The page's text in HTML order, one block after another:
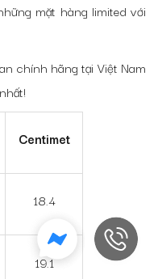
mặt hàng limited với
chính hãng tại Việt Nam
Centimet
18.4
19.1